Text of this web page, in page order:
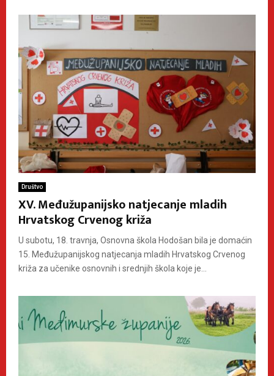
Društvo
XV. Međužupanijsko natjecanje mladih
Hrvatskog Crvenog križa
U subotu, 18. travnja, Osnovna škola Hodošan bila je domaćin
15. Međužupanijskog natjecanja mladih Hrvatskog Crvenog
križa za učenike osnovnih i srednjih škola koje je...